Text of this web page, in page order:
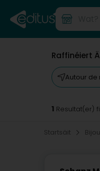
Raffinéiert
Autour de
1 Resultat(er)
Startsäit